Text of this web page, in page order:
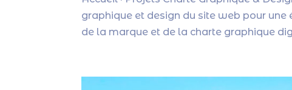
graphique et design du site web pour une
de la marque et de la charte graphique